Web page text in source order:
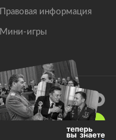
Правовая информация
Мини-игры